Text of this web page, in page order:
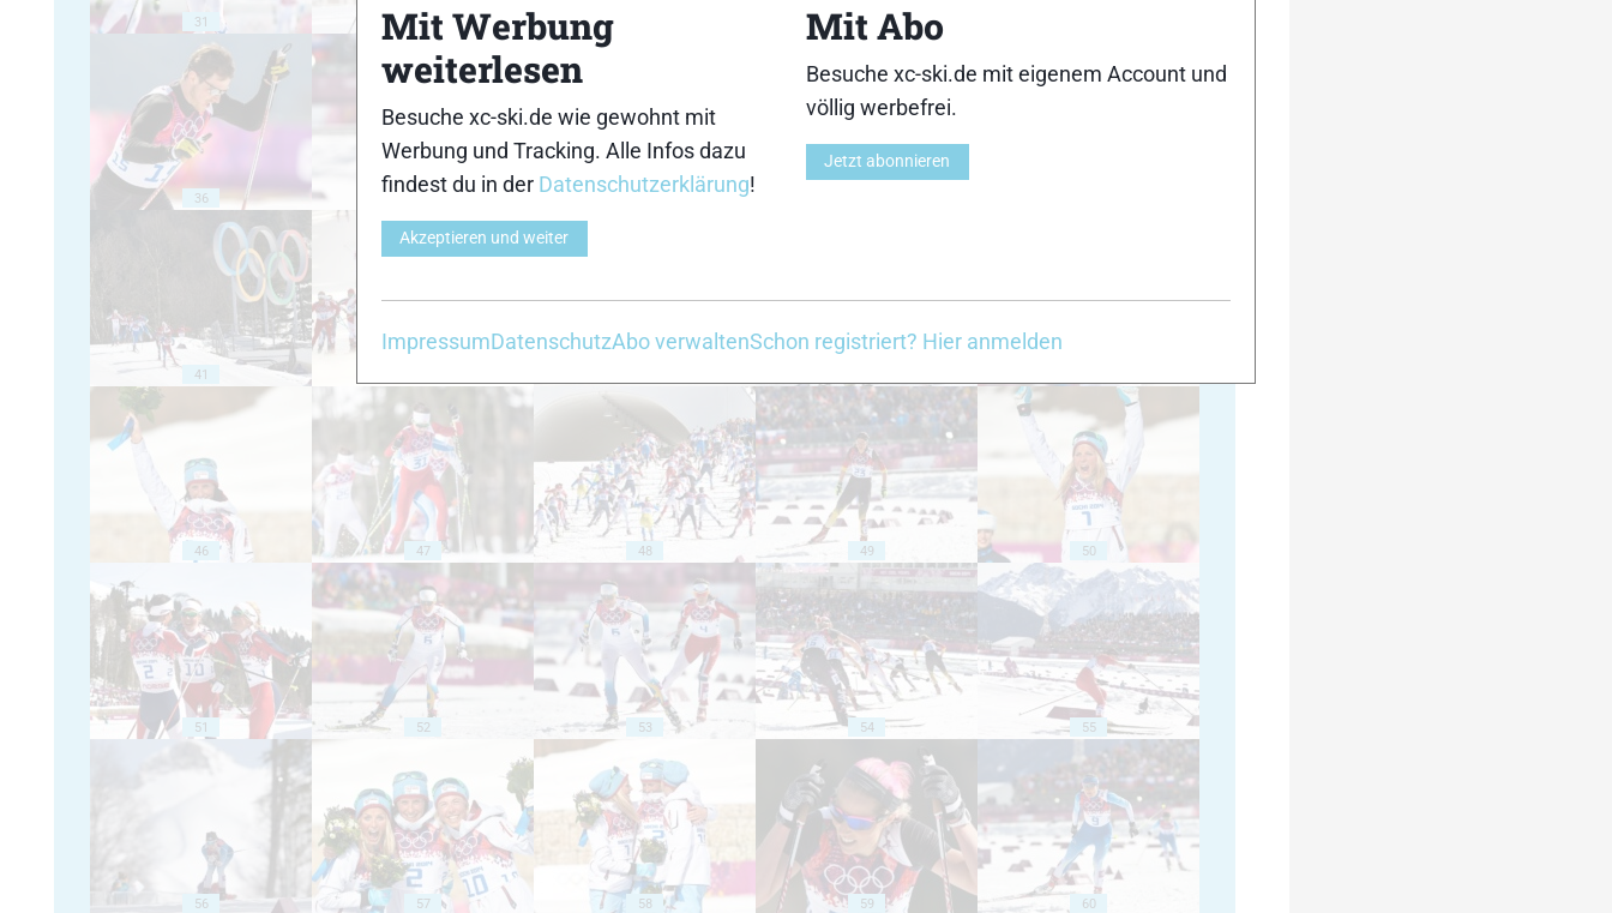
31 32 34
36
41
46 47 48 49 50
51 52 53 54 55
56 57 58 59 60
Mit Werbung
weiterlesen
Besuche xc-ski.de wie gewohnt mit
Werbung und Tracking. Alle Infos dazu
findest du in der Datenschutzerklärung!
Akzeptieren und weiter
Mit Abo
Besuche xc-ski.de mit eigenem Account und
völlig werbefrei.
Jetzt abonnieren
ImpressumDatenschutzAbo verwaltenSchon registriert? Hier anmelden